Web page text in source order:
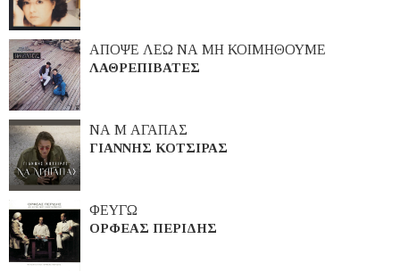
ΑΠΟΨΕ ΛΕΩ ΝΑ ΜΗ ΚΟΙΜΗΘΟΥΜΕ
ΛΑΘΡΕΠΙΒΑΤΕΣ
ΝΑ Μ ΑΓΑΠΑΣ
ΓΙΑΝΝΗΣ ΚΟΤΣΙΡΑΣ
ΦΕΥΓΩ
ΟΡΦΕΑΣ ΠΕΡΙΔΗΣ